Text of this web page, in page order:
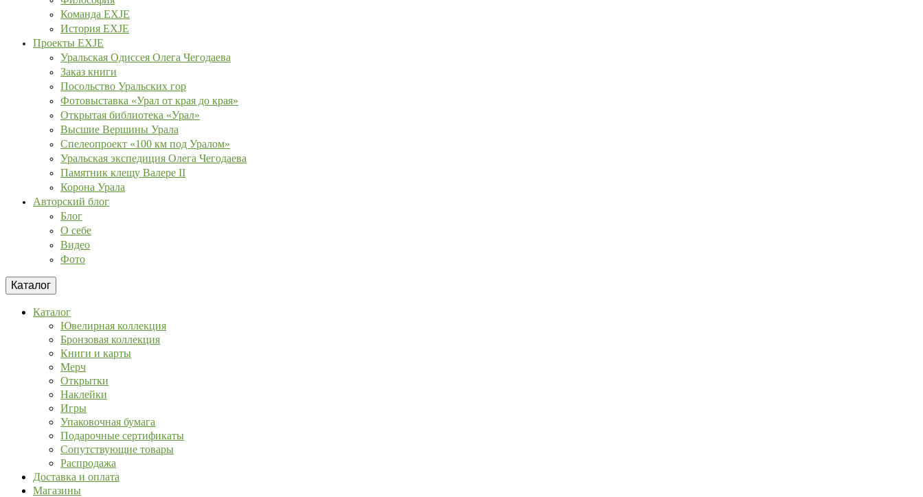
Команда EXJE
История EXJE
Проекты EXJE
Уральская Одиссея Олега Чегодаева
Заказ книги
Посольство Уральских гор
Фотовыставка «Урал от края до края»
Открытая библиотека «Урал»
Высшие Вершины Урала
Спелеопроект «100 км под Уралом»
Уральская экспедиция Олега Чегодаева
Памятник клещу Валере II
Корона Урала
Авторский блог
Блог
О себе
Видео
Фото
Каталог
Каталог
Ювелирная коллекция
Бронзовая коллекция
Книги и карты
Мерч
Открытки
Наклейки
Игры
Упаковочная бумага
Подарочные сертификаты
Сопутствующие товары
Распродажа
Доставка и оплата
Магазины